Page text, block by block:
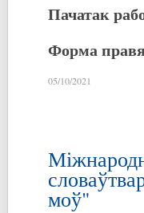
Пачатак
Форма
05/10/2021
моў"